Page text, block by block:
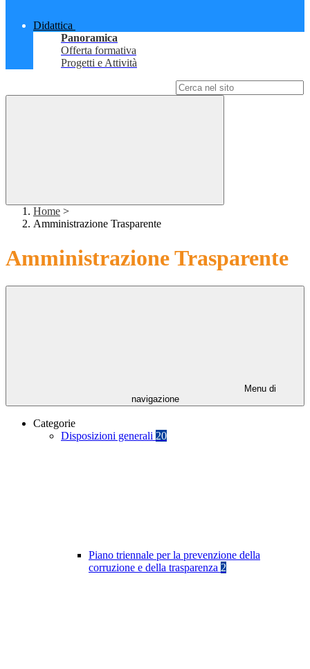
Didattica
Panoramica
Offerta formativa
Progetti e Attività
Home >
Amministrazione Trasparente
Amministrazione Trasparente
Menu di
navigazione
Categorie
Disposizioni generali 20
Piano triennale per la prevenzione della
corruzione e della trasparenza 2